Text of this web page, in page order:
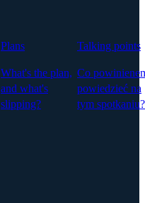
Plans
What's the plan,
and what's
slipping?
Talking points
Co
powiedzieć na
tym spotkaniu?